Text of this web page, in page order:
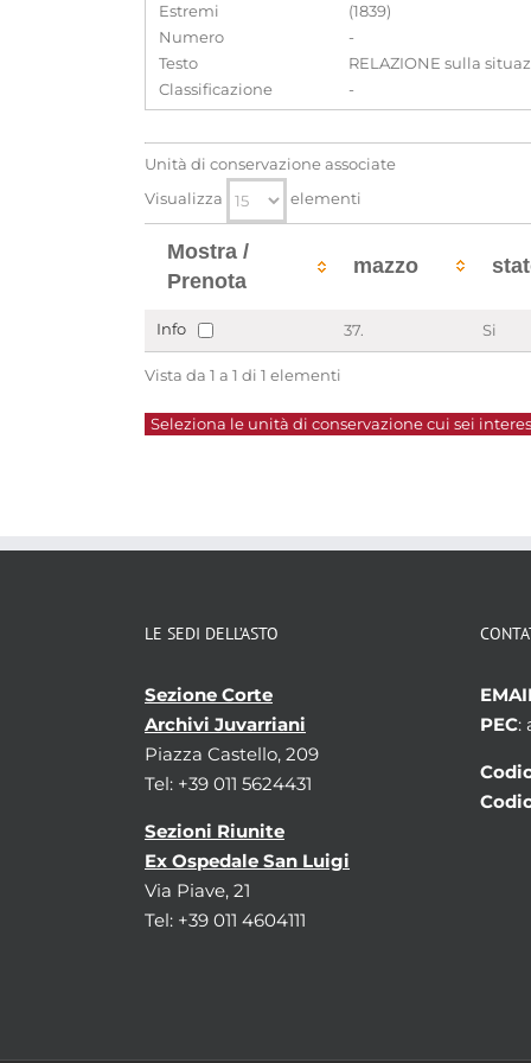
Estremi
(1839)
Numero
-
Testo
RELAZIONE sulla
Classificazione
-
Unità di conservazione associate
Visualizza
elementi
Mostra /
Prenota
mazzo
Info 37. Si
Vista da 1 a 1 di 1 elementi
Seleziona le unità di conservazione cui sei
LE SEDI DELL’ASTO
Sezione Corte
Archivi Juvarriani
Piazza Castello, 209
Tel: +39 011 5624431
Sezioni Riunite
Ex Ospedale San Luigi
Via Piave, 21
Tel: +39 011 4604111
PEC: